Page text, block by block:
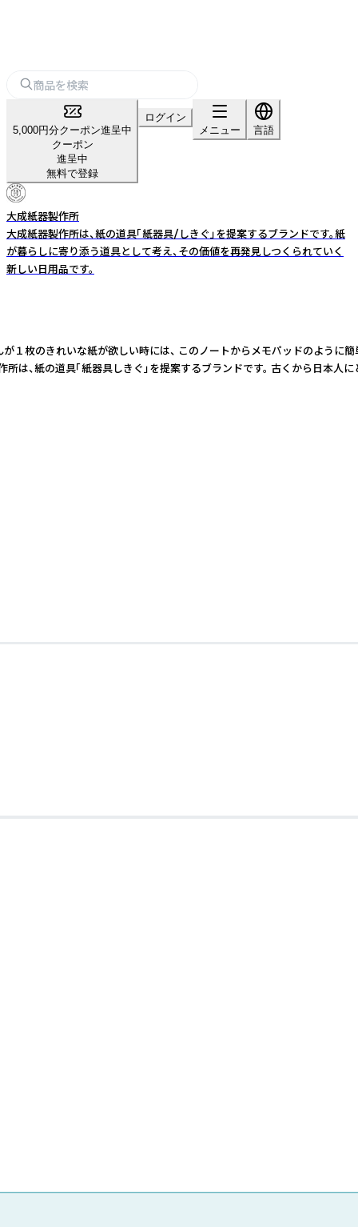
5,000円分クーポン進呈中
クーポン
進呈中
無料で登録
ログイン
メニュー
言語
大成紙器製作所
大成紙器製作所は、紙の道具「紙器具/しきぐ」を提案するブランドです。紙
が暮らしに寄り添う道具として考え、その価値を再発見しつくられていく
新しい日用品です。
のきれいな紙が欲しい時には、 このノートからメモパッドのよ
具「紙器具しきぐ」を提案するブランドです。 古くから日本人に